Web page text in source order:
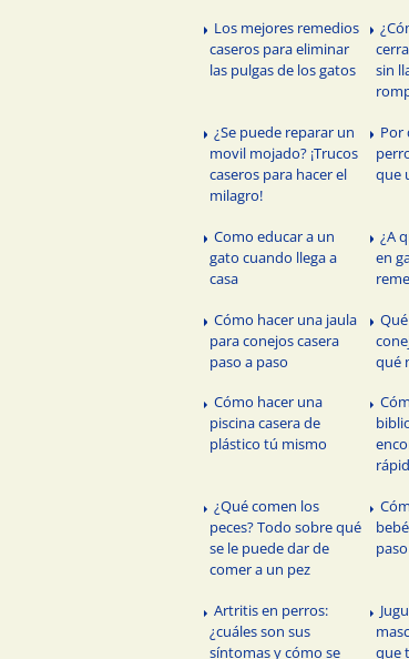
Los mejores remedios
caseros para eliminar
las pulgas de los gatos
sin
¿Se puede reparar un
movil mojado? ¡Trucos
caseros para hacer el
milagro!
Por
que
Como educar a un
gato cuando llega a
casa
¿A
en
Cómo hacer una jaula
para conejos casera
paso a paso
qué
Cómo hacer una
piscina casera de
plástico tú mismo
¿Qué comen los
peces? Todo sobre qué
se le puede dar de
comer a un pez
Artritis en perros:
¿cuáles son sus
síntomas y cómo se
que